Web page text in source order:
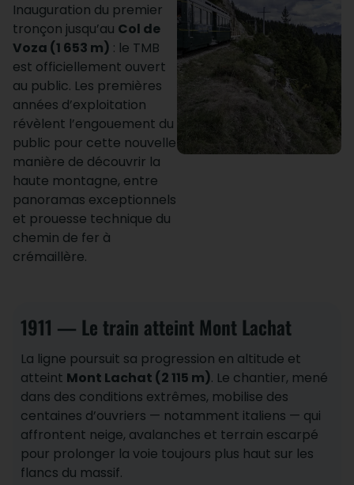
Inauguration du premier
tronçon jusqu’au Col de
Voza (1 653 m) : le TMB
est officiellement ouvert
au public. Les premières
années d’exploitation
révèlent l’engouement du
public pour cette nouvelle
manière de découvrir la
haute montagne, entre
panoramas exceptionnels
et prouesse technique du
chemin de fer à
crémaillère.
1911 — Le train atteint Mont Lachat
La ligne poursuit sa progression en altitude et
atteint Mont Lachat (2 115 m). Le chantier, mené
dans des conditions extrêmes, mobilise des
centaines d’ouvriers — notamment italiens — qui
affrontent neige, avalanches et terrain escarpé
pour prolonger la voie toujours plus haut sur les
flancs du massif.